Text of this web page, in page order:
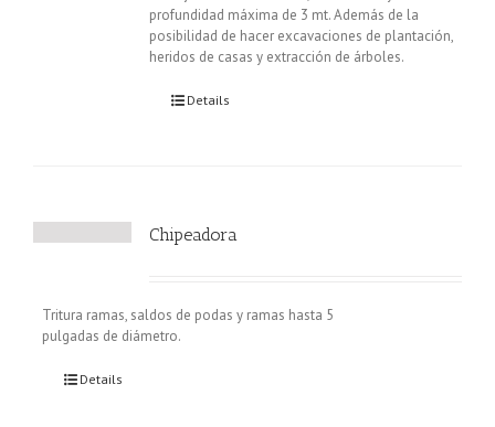
profundidad máxima de 3 mt. Además de la
posibilidad de hacer excavaciones de plantación,
heridos de casas y extracción de árboles.
Details
Chipeadora
Tritura ramas, saldos de podas y ramas hasta 5
pulgadas de diámetro.
Details